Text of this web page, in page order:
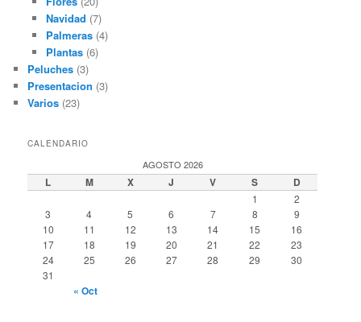
Navidad (7)
Palmeras(4)
Plantas(6)
Peluches (3)
Presentacion (3)
Varios (23)
CALENDARIO
AGOSTO 2026
L M X J V S D
1
2
3
4 5 6 7 8
9
10
11 12 13 14 15
16
17
18 19 20 21 22
23
24
25 26 27 28 29
30
31
« Oct